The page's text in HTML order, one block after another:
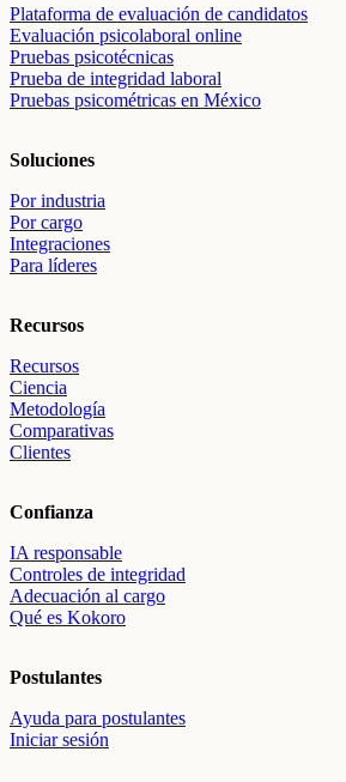
Plataforma de evaluación de candidatos
Evaluación psicolaboral online
Pruebas psicotécnicas
Prueba de integridad laboral
Pruebas psicométricas en México
Soluciones
Por industria
Por cargo
Integraciones
Para líderes
Recursos
Recursos
Ciencia
Metodología
Comparativas
Clientes
Confianza
IA responsable
Controles de integridad
Adecuación al cargo
Qué es Kokoro
Postulantes
Ayuda para postulantes
Iniciar sesión